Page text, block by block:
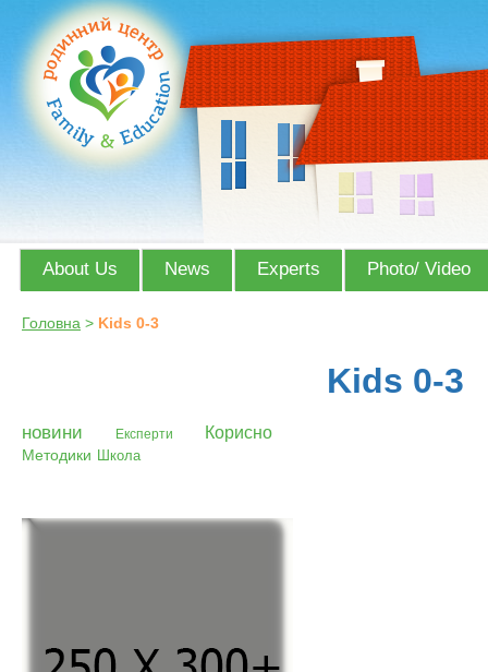
About Us News Experts Photo/ Video
Головна > Kids 0-3
новини Експерти Корисно
Методики Школа
Kids 0-3